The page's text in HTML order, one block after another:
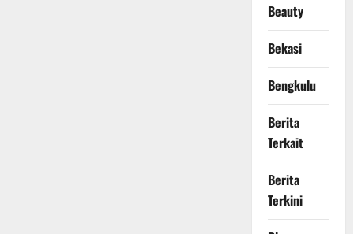
Beauty
Bekasi
Bengkulu
Berita
Terkait
Berita
Terkini